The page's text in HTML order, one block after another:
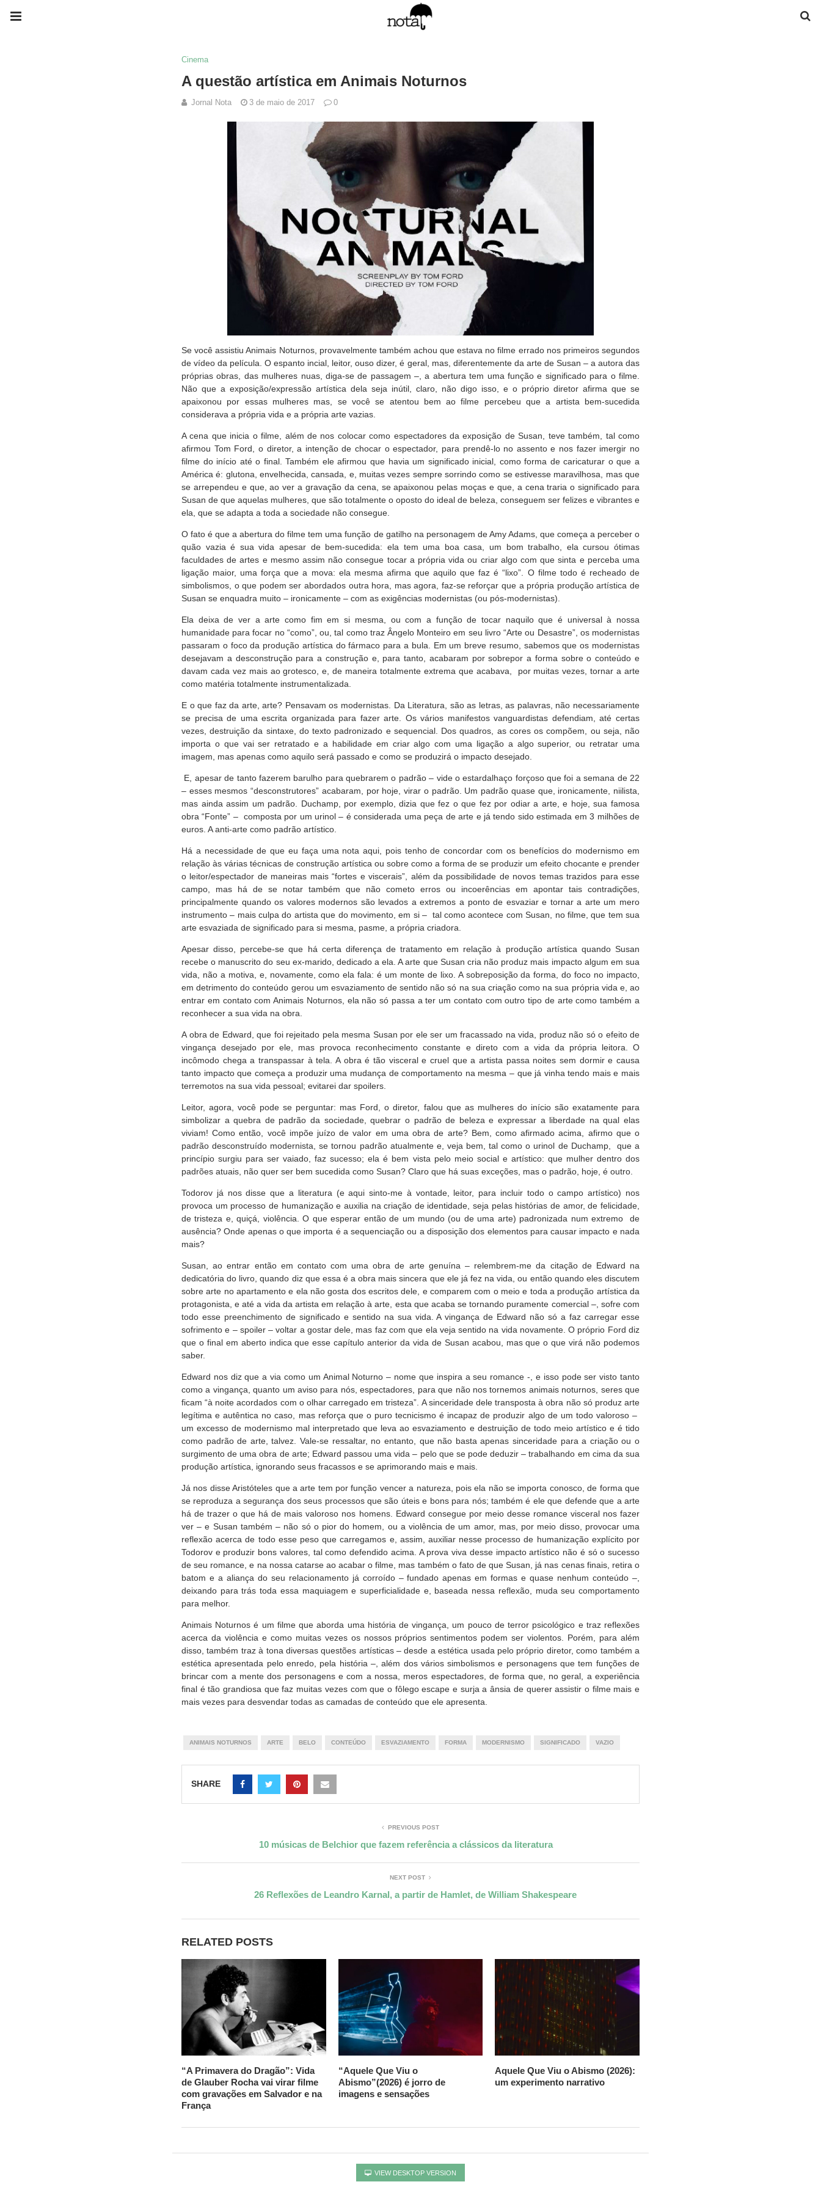
Cinema
A questão artística em Animais Noturnos
Jornal Nota 3 de maio de 2017 0
Se você assistiu Animais Noturnos, provavelmente também achou que estava no filme errado nos primeiros segundos
de vídeo da película. O espanto incial, leitor, ouso dizer, é geral, mas, diferentemente da arte de Susan – a autora das
próprias obras, das mulheres nuas, diga-se de passagem –, a abertura tem uma função e significado para o filme.
Não que a exposição/expressão artística dela seja inútil, claro, não digo isso, e o próprio diretor afirma que se
apaixonou por essas mulheres mas, se você se atentou bem ao filme percebeu que a artista bem-sucedida
considerava a própria vida e a própria arte vazias.
A cena que inicia o filme, além de nos colocar como espectadores da exposição de Susan, teve também, tal como
afirmou Tom Ford, o diretor, a intenção de chocar o espectador, para prendê-lo no assento e nos fazer imergir no
filme do início até o final. Também ele afirmou que havia um significado inicial, como forma de caricaturar o que a
América é: glutona, envelhecida, cansada, e, muitas vezes sempre sorrindo como se estivesse maravilhosa, mas que
se arrependeu e que, ao ver a gravação da cena, se apaixonou pelas moças e que, a cena traria o significado para
Susan de que aquelas mulheres, que são totalmente o oposto do ideal de beleza, conseguem ser felizes e vibrantes e
ela, que se adapta a toda a sociedade não consegue.
O fato é que a abertura do filme tem uma função de gatilho na personagem de Amy Adams, que começa a perceber o
quão vazia é sua vida apesar de bem-sucedida: ela tem uma boa casa, um bom trabalho, ela cursou ótimas
faculdades de artes e mesmo assim não consegue tocar a própria vida ou criar algo com que sinta e perceba uma
ligação maior, uma força que a mova: ela mesma afirma que aquilo que faz é “lixo”. O filme todo é recheado de
simbolismos, o que podem ser abordados outra hora, mas agora, faz-se reforçar que a própria produção artística de
Susan se enquadra muito – ironicamente – com as exigências modernistas (ou pós-modernistas).
Ela deixa de ver a arte como fim em si mesma, ou com a função de tocar naquilo que é universal à nossa
humanidade para focar no “como”, ou, tal como traz Ângelo Monteiro em seu livro “Arte ou Desastre”, os modernistas
passaram o foco da produção artística do fármaco para a bula. Em um breve resumo, sabemos que os modernistas
desejavam a desconstrução para a construção e, para tanto, acabaram por sobrepor a forma sobre o conteúdo e
davam cada vez mais ao grotesco, e, de maneira totalmente extrema que acabava, por muitas vezes, tornar a arte
como matéria totalmente instrumentalizada.
E o que faz da arte, arte? Pensavam os modernistas. Da Literatura, são as letras, as palavras, não necessariamente
se precisa de uma escrita organizada para fazer arte. Os vários manifestos vanguardistas defendiam, até certas
vezes, destruição da sintaxe, do texto padronizado e sequencial. Dos quadros, as cores os compõem, ou seja, não
importa o que vai ser retratado e a habilidade em criar algo com uma ligação a algo superior, ou retratar uma
imagem, mas apenas como aquilo será passado e como se produzirá o impacto desejado.
E, apesar de tanto fazerem barulho para quebrarem o padrão – vide o estardalhaço forçoso que foi a semana de 22
– esses mesmos “desconstrutores” acabaram, por hoje, virar o padrão. Um padrão quase que, ironicamente, niilista,
mas ainda assim um padrão. Duchamp, por exemplo, dizia que fez o que fez por odiar a arte, e hoje, sua famosa
obra “Fonte” – composta por um urinol – é considerada uma peça de arte e já tendo sido estimada em 3 milhões de
euros. A anti-arte como padrão artístico.
Há a necessidade de que eu faça uma nota aqui, pois tenho de concordar com os benefícios do modernismo em
relação às várias técnicas de construção artística ou sobre como a forma de se produzir um efeito chocante e prender
o leitor/espectador de maneiras mais “fortes e viscerais”, além da possibilidade de novos temas trazidos para esse
campo, mas há de se notar também que não cometo erros ou incoerências em apontar tais contradições,
principalmente quando os valores modernos são levados a extremos a ponto de esvaziar e tornar a arte um mero
instrumento – mais culpa do artista que do movimento, em si – tal como acontece com Susan, no filme, que tem sua
arte esvaziada de significado para si mesma, pasme, a própria criadora.
Apesar disso, percebe-se que há certa diferença de tratamento em relação à produção artística quando Susan
recebe o manuscrito do seu ex-marido, dedicado a ela. A arte que Susan cria não produz mais impacto algum em sua
vida, não a motiva, e, novamente, como ela fala: é um monte de lixo. A sobreposição da forma, do foco no impacto,
em detrimento do conteúdo gerou um esvaziamento de sentido não só na sua criação como na sua própria vida e, ao
entrar em contato com Animais Noturnos, ela não só passa a ter um contato com outro tipo de arte como também a
reconhecer a sua vida na obra.
A obra de Edward, que foi rejeitado pela mesma Susan por ele ser um fracassado na vida, produz não só o efeito de
vingança desejado por ele, mas provoca reconhecimento constante e direto com a vida da própria leitora. O
incômodo chega a transpassar à tela. A obra é tão visceral e cruel que a artista passa noites sem dormir e causa
tanto impacto que começa a produzir uma mudança de comportamento na mesma – que já vinha tendo mais e mais
terremotos na sua vida pessoal; evitarei dar spoilers.
Leitor, agora, você pode se perguntar: mas Ford, o diretor, falou que as mulheres do início são exatamente para
simbolizar a quebra de padrão da sociedade, quebrar o padrão de beleza e expressar a liberdade na qual elas
viviam! Como então, você impõe juízo de valor em uma obra de arte? Bem, como afirmado acima, afirmo que o
padrão desconstruído modernista, se tornou padrão atualmente e, veja bem, tal como o urinol de Duchamp, que a
princípio surgiu para ser vaiado, faz sucesso; ela é bem vista pelo meio social e artístico: que mulher dentro dos
padrões atuais, não quer ser bem sucedida como Susan? Claro que há suas exceções, mas o padrão, hoje, é outro.
Todorov já nos disse que a literatura (e aqui sinto-me à vontade, leitor, para incluir todo o campo artístico) nos
provoca um processo de humanização e auxilia na criação de identidade, seja pelas histórias de amor, de felicidade,
de tristeza e, quiçá, violência. O que esperar então de um mundo (ou de uma arte) padronizada num extremo de
ausência? Onde apenas o que importa é a sequenciação ou a disposição dos elementos para causar impacto e nada
mais?
Susan, ao entrar então em contato com uma obra de arte genuína – relembrem-me da citação de Edward na
dedicatória do livro, quando diz que essa é a obra mais sincera que ele já fez na vida, ou então quando eles discutem
sobre arte no apartamento e ela não gosta dos escritos dele, e comparem com o meio e toda a produção artística da
protagonista, e até a vida da artista em relação à arte, esta que acaba se tornando puramente comercial –, sofre com
todo esse preenchimento de significado e sentido na sua vida. A vingança de Edward não só a faz carregar esse
sofrimento e – spoiler – voltar a gostar dele, mas faz com que ela veja sentido na vida novamente. O próprio Ford diz
que o final em aberto indica que esse capítulo anterior da vida de Susan acabou, mas que o que virá não podemos
saber.
Edward nos diz que a via como um Animal Noturno – nome que inspira a seu romance -, e isso pode ser visto tanto
como a vingança, quanto um aviso para nós, espectadores, para que não nos tornemos animais noturnos, seres que
ficam “à noite acordados com o olhar carregado em tristeza”. A sinceridade dele transposta à obra não só produz arte
legítima e autêntica no caso, mas reforça que o puro tecnicismo é incapaz de produzir algo de um todo valoroso –
um excesso de modernismo mal interpretado que leva ao esvaziamento e destruição de todo meio artístico e é tido
como padrão de arte, talvez. Vale-se ressaltar, no entanto, que não basta apenas sinceridade para a criação ou o
surgimento de uma obra de arte; Edward passou uma vida – pelo que se pode deduzir – trabalhando em cima da sua
produção artística, ignorando seus fracassos e se aprimorando mais e mais.
Já nos disse Aristóteles que a arte tem por função vencer a natureza, pois ela não se importa conosco, de forma que
se reproduza a segurança dos seus processos que são úteis e bons para nós; também é ele que defende que a arte
há de trazer o que há de mais valoroso nos homens. Edward consegue por meio desse romance visceral nos fazer
ver – e Susan também – não só o pior do homem, ou a violência de um amor, mas, por meio disso, provocar uma
reflexão acerca de todo esse peso que carregamos e, assim, auxiliar nesse processo de humanização explícito por
Todorov e produzir bons valores, tal como defendido acima. A prova viva desse impacto artístico não é só o sucesso
de seu romance, e na nossa catarse ao acabar o filme, mas também o fato de que Susan, já nas cenas finais, retira o
batom e a aliança do seu relacionamento já corroído – fundado apenas em formas e quase nenhum conteúdo –,
deixando para trás toda essa maquiagem e superficialidade e, baseada nessa reflexão, muda seu comportamento
para melhor.
Animais Noturnos é um filme que aborda uma história de vingança, um pouco de terror psicológico e traz reflexões
acerca da violência e como muitas vezes os nossos próprios sentimentos podem ser violentos. Porém, para além
disso, também traz à tona diversas questões artísticas – desde a estética usada pelo próprio diretor, como também a
estética apresentada pelo enredo, pela história –, além dos vários simbolismos e personagens que tem funções de
brincar com a mente dos personagens e com a nossa, meros espectadores, de forma que, no geral, a experiência
final é tão grandiosa que faz muitas vezes com que o fôlego escape e surja a ânsia de querer assistir o filme mais e
mais vezes para desvendar todas as camadas de conteúdo que ele apresenta.
ANIMAIS NOTURNOS ARTE BELO CONTEÚDO ESVAZIAMENTO FORMA MODERNISMO SIGNIFICADO VAZIO
SHARE
PREVIOUS POST
10 músicas de Belchior que fazem referência a clássicos da literatura
NEXT POST
26 Reflexões de Leandro Karnal, a partir de Hamlet, de William Shakespeare
RELATED POSTS
“A Primavera do Dragão”: Vida
de Glauber Rocha vai virar filme
com gravações em Salvador e na
França
“Aquele Que Viu o
Abismo”(2026) é jorro de
imagens e sensações
Aquele Que Viu o Abismo (2026):
um experimento narrativo
VIEW DESKTOP VERSION